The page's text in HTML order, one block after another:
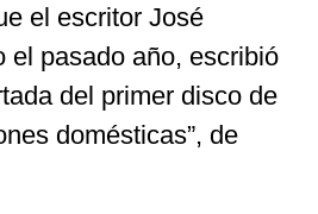
el escritor José
el pasado año, escribió
del primer disco de
domésticas”, de